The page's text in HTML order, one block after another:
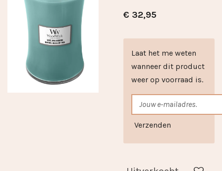
€ 32,95
Laat het me weten
wanneer dit product
weer op voorraad is.
Verzenden